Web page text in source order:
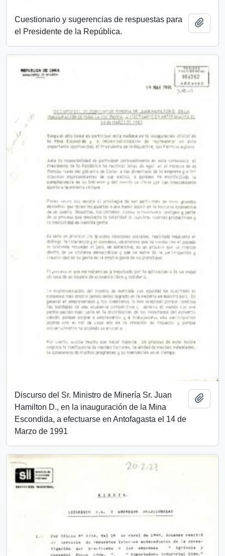
Cuestionario y sugerencias de respuestas para
el Presidente de la República.
Discurso del Sr. Ministro de Minería Sr. Juan
Hamilton D., en la inauguración de la Mina
Escondida, a efectuarse en Antofagasta el 14 de
Marzo de 1991